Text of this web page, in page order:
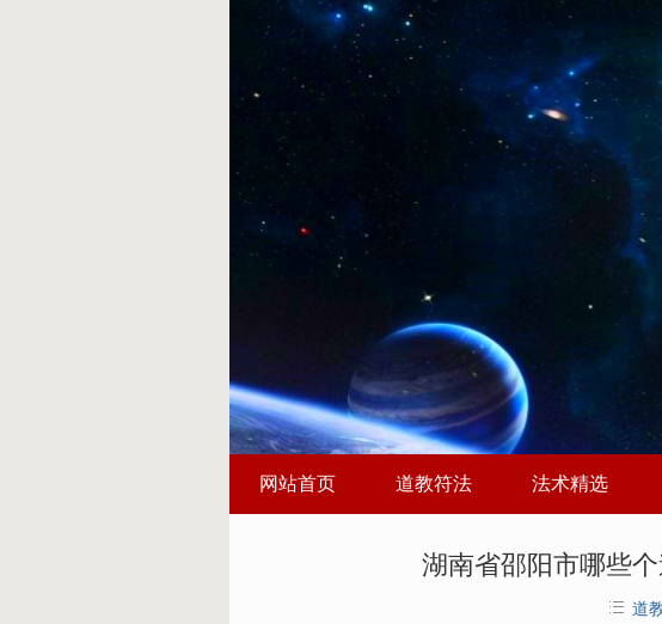
网站首页 道教符法 法术精选
湖南省邵阳市哪些
 道